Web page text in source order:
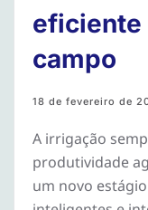
eficiente
campo
18 de fevereiro de
A irrigação
produtividade
um novo